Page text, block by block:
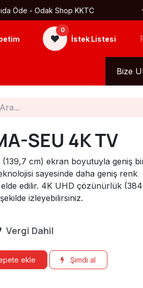
Öde - Odak Shop KKTC
0
İstek Listesi
Bize
SEU 4K TV
(139,7 cm) ekran boyutuyla geniş
sayesinde daha geniş renk
edilir. 4K UHD çözünürlük
izleyebilirsiniz.
Vergi Dahil
ekle Şimdi al